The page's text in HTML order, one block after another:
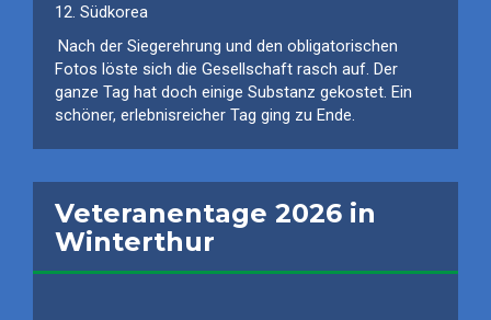
12. Südkorea
Nach der Siegerehrung und den obligatorischen
Fotos löste sich die Gesellschaft rasch auf. Der
ganze Tag hat doch einige Substanz gekostet. Ein
schöner, erlebnisreicher Tag ging zu Ende.
Veteranentage 2026 in
Winterthur